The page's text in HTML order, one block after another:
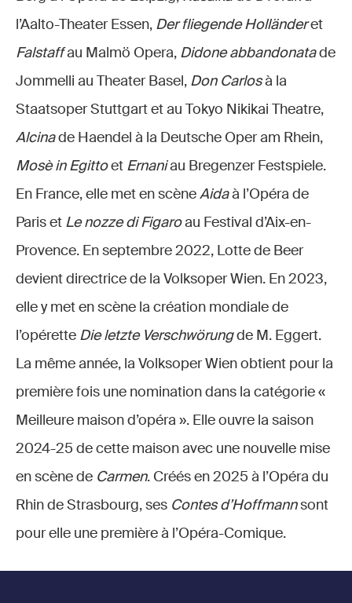
l’Aalto-Theater Essen, Der fliegende Holländeret
Falstaffau Malmö Opera, Didone abbandonatade
Jommelli au Theater Basel, Don Carlosà la
Staatsoper Stuttgart et au Tokyo Nikikai Theatre,
Alcinade Haendel à la Deutsche Oper am Rhein,
Mosè in Egittoet Ernaniau Bregenzer Festspiele.
En France, elle met en scèneAidaà l’Opéra de
Paris et Le nozze di Figaroau Festival d’Aix-en-
Provence. En septembre 2022, Lotte de Beer
devient directrice de la Volksoper Wien. En 2023,
elle y met en scène la création mondiale de
l’opérette Die letzte Verschwörungde M. Eggert.
La même année, la Volksoper Wien obtient pour la
première fois une nomination dans la catégorie «
Meilleure maison d’opéra ». Elle ouvre la saison
2024-25 de cette maison avec une nouvelle mise
en scène de Carmen. Créés en 2025 à l’Opéra du
Rhin de Strasbourg, ses Contes d’Hoffmannsont
pour elle une première à l’Opéra-Comique.